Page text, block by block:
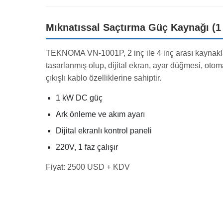
Mıknatıssal Saçtırma Güç Kaynağı
TEKNOMA VN-1001P, 2 inç ile 4 inç arası
tasarlanmış olup, dijital ekran, ayar düğmesi,
çıkışlı kablo özelliklerine sahiptir.
1 kW DC güç
Ark önleme ve akım ayarı
Dijital ekranlı kontrol paneli
220V, 1 faz çalışır
Fiyat: 2500 USD + KDV